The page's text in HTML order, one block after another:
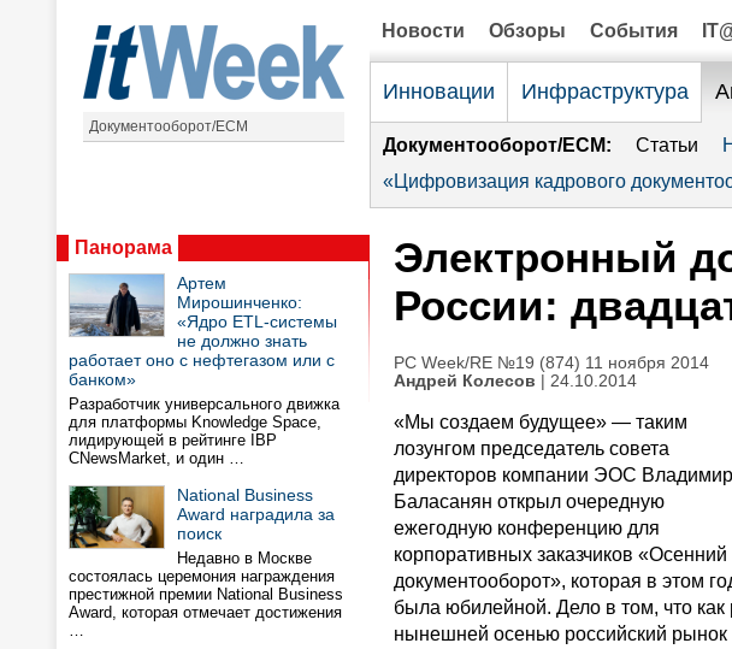
Документооборот/ECM
Новости Обзоры События
Инновации Инфраструктура
Документооборот/ECM: Статьи
«Цифровизация кадрового
Панорама
Артем
Мирошинченко:
«Ядро ETL-системы
не должно знать
работает оно с нефтегазом или с
банком»
Разработчик универсального движка
для платформы Knowledge Space,
лидирующей в рейтинге IBP
CNewsMarket, и один …
National Business
Award наградила за
поиск
Недавно в Москве
состоялась церемония награждения
престижной премии National Business
Award, которая отмечает достижения
…
Электронный
России:
PC Week/RE №19 (874) 11 ноября 2014
Андрей Колесов | 24.10.2014
«Мы создаем будущее» — таким
лозунгом председатель совета
директоров компании ЭОС Владимир
Баласанян открыл очередную
ежегодную конференцию для
корпоративных заказчиков «Осенний
документооборот», которая в этом
была юбилейной. Дело в том, что как
нынешней осенью российский рынок